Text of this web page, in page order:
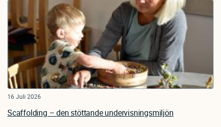
16 Juli 2026
Scaffolding – den stöttande undervisningsmiljön